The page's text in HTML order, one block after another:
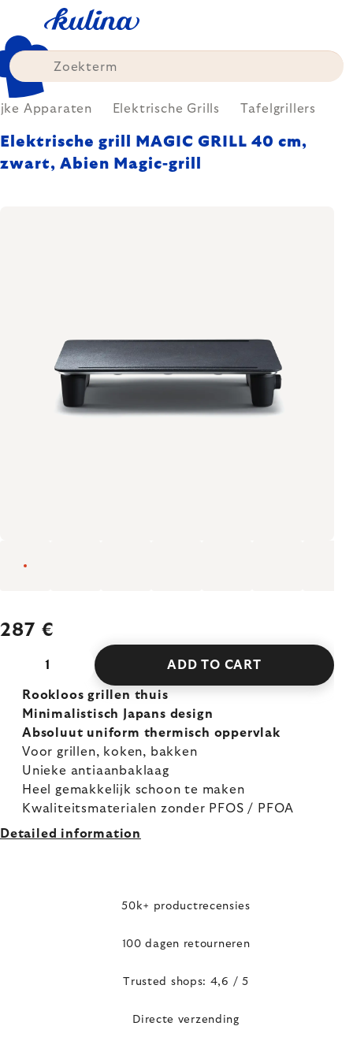
content
Apparaten Elektrische Grills Tafelgrillers
Elektrische grill MAGIC GRILL 40 cm,
zwart, Abien Magic-grill
287 €
ADD TO CART
Rookloos grillen thuis
Minimalistisch Japans design
Absoluut uniform thermisch oppervlak
Voor grillen, koken, bakken
Unieke antiaanbaklaag
Heel gemakkelijk schoon te maken
Kwaliteitsmaterialen zonder PFOS / PFOA
Detailed information
50k+ productrecensies
100 dagen retourneren
Trusted shops: 4,6 / 5
Directe verzending